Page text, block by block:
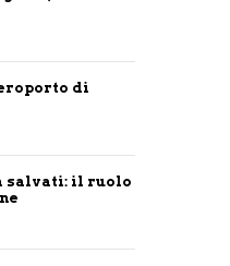
di
salvati: il ruolo